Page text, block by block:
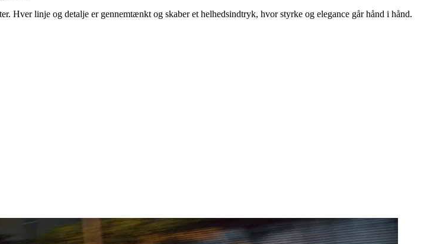
Hver linje og detalje er gennemtænkt og skaber et helhedsindtryk, hvor styrke og elegance går hånd i hånd.